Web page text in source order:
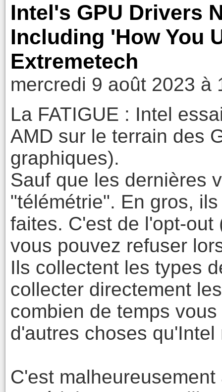
Intel's GPU Drivers
Including 'How You
Extremetech
mercredi 9 août 2023 à
La FATIGUE : Intel
AMD sur le terrain des
graphiques).
Sauf que les dernières
"télémétrie". En gros,
faites. C'est de l'opt-
vous pouvez refuser
Ils collectent les types
collecter directement
combien de temps
d'autres choses
C'est